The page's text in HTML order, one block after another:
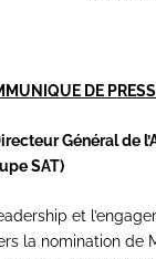
DE
Général de
SAT)
et
la nomination de